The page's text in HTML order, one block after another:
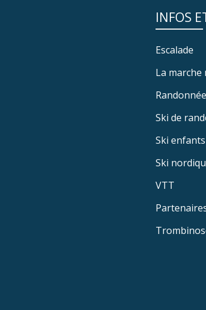
INFOS
Escalade
La marche
Ski de
Ski enfants
Ski
VTT